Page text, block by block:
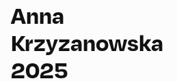
Anna
Krzyzanowska
2025